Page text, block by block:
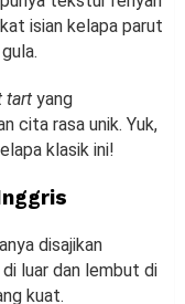
isian kelapa parut
tart yang
cita rasa unik. Yuk,
klasik ini!
disajikan
luar dan lembut di
kuat.